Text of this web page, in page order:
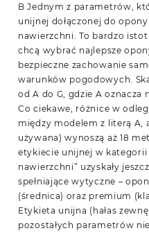
B Jednym z parametrów,
unijnej dołączonej do
nawierzchni. To bardzo
chcą wybrać najlepsze
bezpieczne zachowanie
warunków pogodowych.
od A do G, gdzie A oznacza
Co ciekawe, różnice w
między modelem z literą A,
używana) wynoszą aż 18
etykiecie unijnej w kategorii
nawierzchni” uzyskały
spełniające wytyczne –
(średnica) oraz premium
Etykieta unijna (hałas
pozostałych parametrów